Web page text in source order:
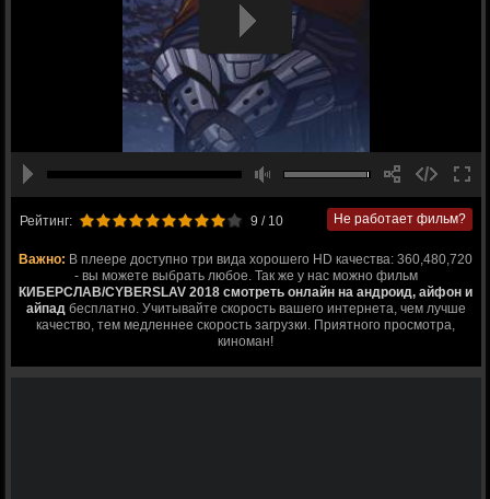
Рейтинг: 9 / 10 Не работает фильм?
Важно: В плеере доступно три вида хорошего HD качества: 360,480,720
- вы можете выбрать любое. Так же у нас можно фильм
КИБЕРСЛАВ/CYBERSLAV 2018 смотреть онлайн на андроид, айфон и
айпадбесплатно. Учитывайте скорость вашего интернета, чем лучше
качество, тем медленнее скорость загрузки. Приятного просмотра,
киноман!